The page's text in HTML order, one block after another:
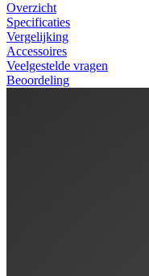
Overzicht
Specificaties
Vergelijking
Accessoires
Veelgestelde vragen
Beoordeling